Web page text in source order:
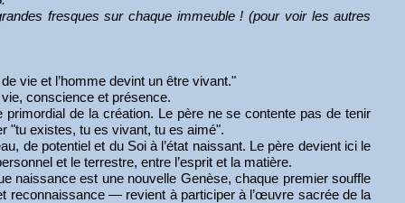
fresques sur chaque immeuble ! (pour voir les autres
vie et l’homme devint un être vivant."
conscience et présence.
de la création. Le père ne se contente pas de tenir
"tu existes, tu es vivant, tu es aimé".
de potentiel et du Soi à l’état naissant. Le père devient ici le
et le terrestre, entre l’esprit et la matière.
naissance est une nouvelle Genèse, chaque premier souffle
reconnaissance — revient à participer à l’œuvre sacrée de la